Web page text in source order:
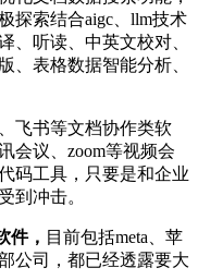
探索结合aigc、llm技术
、听读、中英文校对、
、表格数据智能分析、
飞书等文档协作类软
会议、zoom等视频会
码工具，只要是和企业
到冲击。
件， 目前包括meta、苹
公司，都已经透露要大